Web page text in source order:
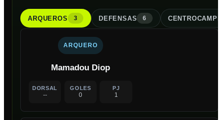
ARQUEROS 3 DEFENSAS 6
ARQUERO
Mamadou Diop
DORSAL
--
GOLES
0
PJ
1